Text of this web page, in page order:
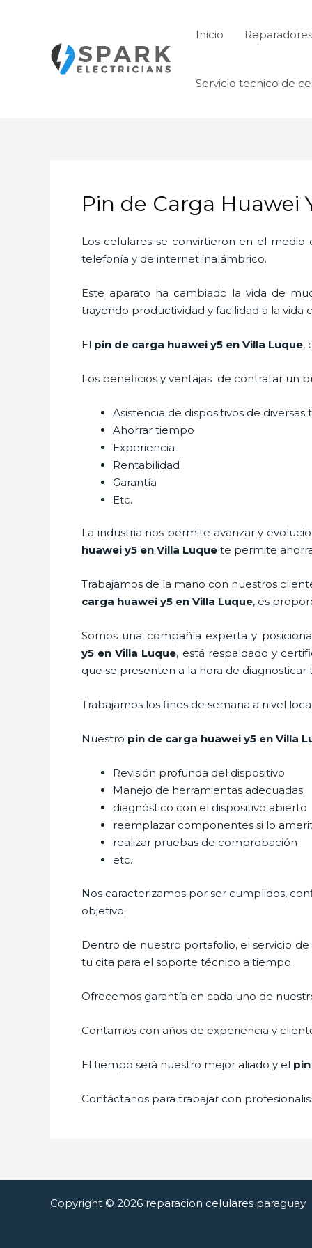
Inicio Reparadores
Servicio tecnico de
Pin de Carga Huawei
Los celulares se convirtieron en el
telefonía y de internet inalámbrico.
Este aparato ha cambiado la vida de
trayendo productividad y facilidad a la
El pin de carga huawei y5 en Villa Luque,
Los beneficios y ventajas de contratar un
Asistencia de dispositivos de diversas
Ahorrar tiempo
Experiencia
Rentabilidad
Garantía
Etc.
La industria nos permite avanzar y
huawei y5 en Villa Luque te permite
Trabajamos de la mano con nuestros
carga huawei y5 en Villa Luque, es
Somos una compañía experta y
y5 en Villa Luque, está respaldado y
que se presenten a la hora de diagnosticar
Trabajamos los fines de semana a nivel
Nuestro pin de carga huawei y5 en Villa
Revisión profunda del dispositivo
Manejo de herramientas adecuadas
diagnóstico con el dispositivo abierto
reemplazar componentes si lo
realizar pruebas de comprobación
etc.
Nos caracterizamos por ser cumplidos,
objetivo.
Dentro de nuestro portafolio, el servicio de
tu cita para el soporte técnico a tiempo.
Ofrecemos garantía en cada uno de
Contamos con años de experiencia y
El tiempo será nuestro mejor aliado y el
Contáctanos para trabajar con
Copyright © 2026 reparacion celulares paraguay